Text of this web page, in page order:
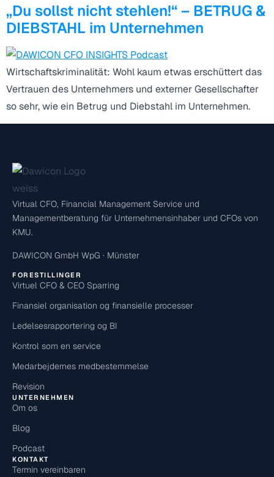
„Du sollst nicht stehlen!“ – BETRUG &
DIEBSTAHL im Unternehmen
Wirtschaftskriminalität: Wohl kaum etwas erschüttert das
Vertrauen des Unternehmers und externer Gesellschafter
so sehr, wie ein Betrug und Diebstahl im Unternehmen.
Virtual CFO, Financial Management Service und
Managementberatung für Unternehmensinhaber und CFOs von
KMU.
DAWICON GmbH WpG · Münster
FORESTILLINGER
Virtuel CFO & CEO Sparring
Finansiel organisation og finansielle processer
Ledelsesrapportering og BI
Kontrol som en service
Medarbejdernes medbestemmelse
Revision
UNTERNEHMEN
Om os
Blog
Podcast
KONTAKT
Termin vereinbaren